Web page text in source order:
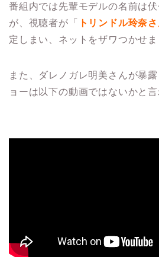
番組内では先輩モデルの名前は
が、視聴者が「
トリンドル玲奈
定しまい、ネットをザワつかせま
また、ダレノガレ明美さんが暴
ョーは以下の動画ではないかと言